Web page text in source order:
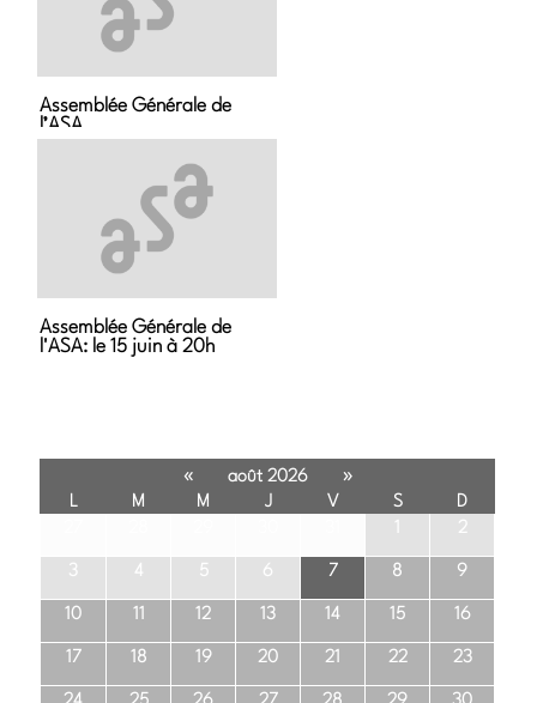
Assemblée Générale de
l’ASA
Assemblée Générale de
l'ASA: le 15 juin à 20h
« août 2026 »
L M M J V S
D
2
3 4 5 6 7 8 9
10 11 12 13 14 15 16
17 18 19 20 21 22 23